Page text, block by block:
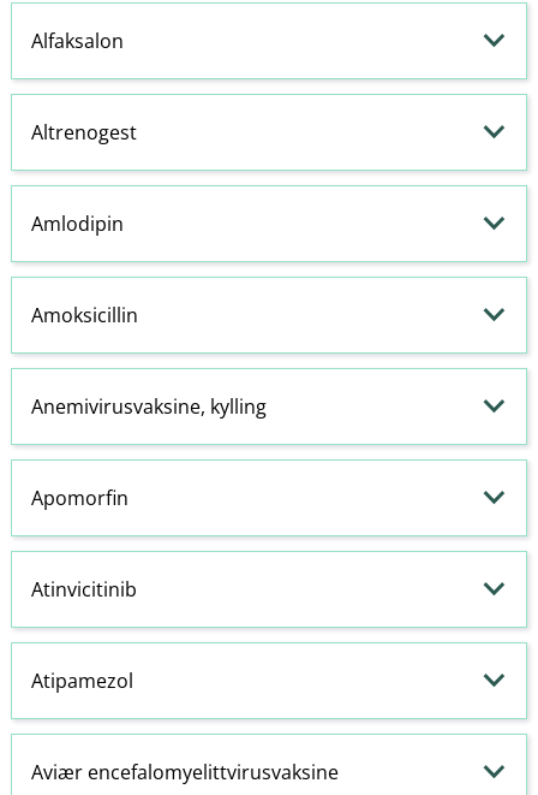
Alfaksalon
Altrenogest
Amlodipin
Amoksicillin
Anemivirusvaksine, kylling
Apomorfin
Atinvicitinib
Atipamezol
Aviær encefalomyelittvirusvaksine